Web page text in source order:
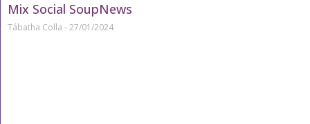
Mix Social SoupNews
Tábatha Colla 27/01/2024